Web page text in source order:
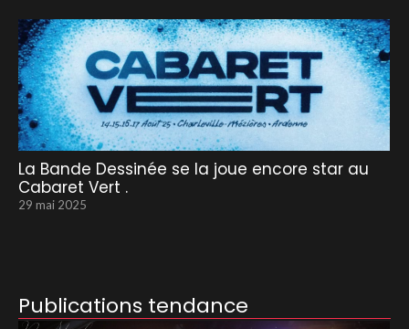
La Bande Dessinée se la joue encore star au
Cabaret Vert .
29 mai 2025
Publications tendance